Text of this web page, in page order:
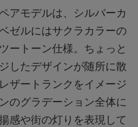
アモデルは、シルバーカ
ゼルにはサクラカラーの
ートーン仕様。ちょっと
したデザインが随所に散
ザートランクをイメージ
のグラデーション全体に
感や街の灯りを表現して